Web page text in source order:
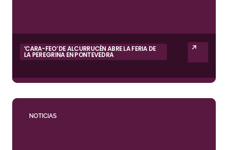
‘CARA-FEO’ DE ALCURRUCÉN ABRE LA FERIA DE
LA PEREGRINA EN PONTEVEDRA
NOTICIAS